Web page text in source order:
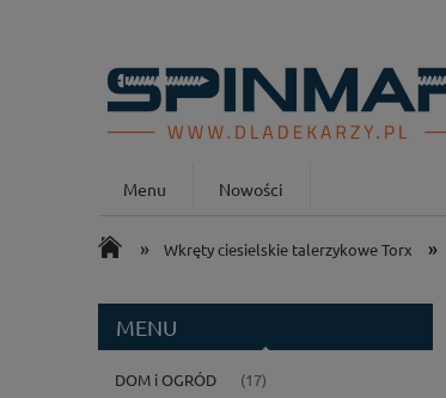
Menu Nowości
» Wkręty ciesielskie talerzykowe Torx »
MENU
DOM i OGRÓD
(17)